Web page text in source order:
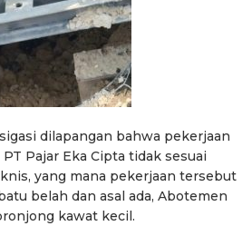
dilapangan bahwa pekerjaan
Pajar Eka Cipta tidak sesuai
yang mana pekerjaan tersebut
belah dan asal ada, Abotemen
kawat kecil.